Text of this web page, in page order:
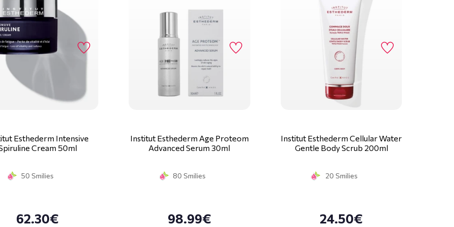
Esthederm Intensive
Cream 50ml
50 Smilies
62.30€
Institut Esthederm Age Proteom
Advanced Serum 30ml
80 Smilies
98.99€
Institut Esthederm Cellular Water
Gentle Body Scrub 200ml
20 Smilies
24.50€